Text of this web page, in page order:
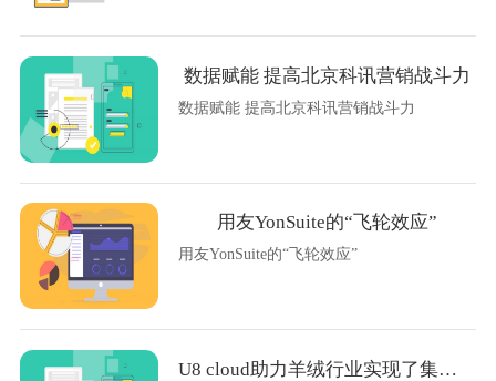
数据赋能 提高北京科讯营销战斗力
数据赋能 提高北京科讯营销战斗力
用友YonSuite的“飞轮效应”
用友YonSuite的“飞轮效应”
U8 cloud助力羊绒行业实现了集团业务优化